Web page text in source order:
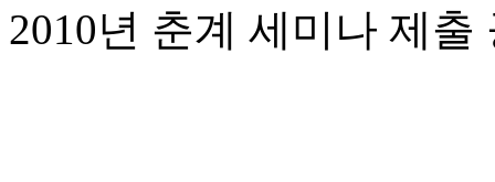
2010년 춘계 세미나 제출